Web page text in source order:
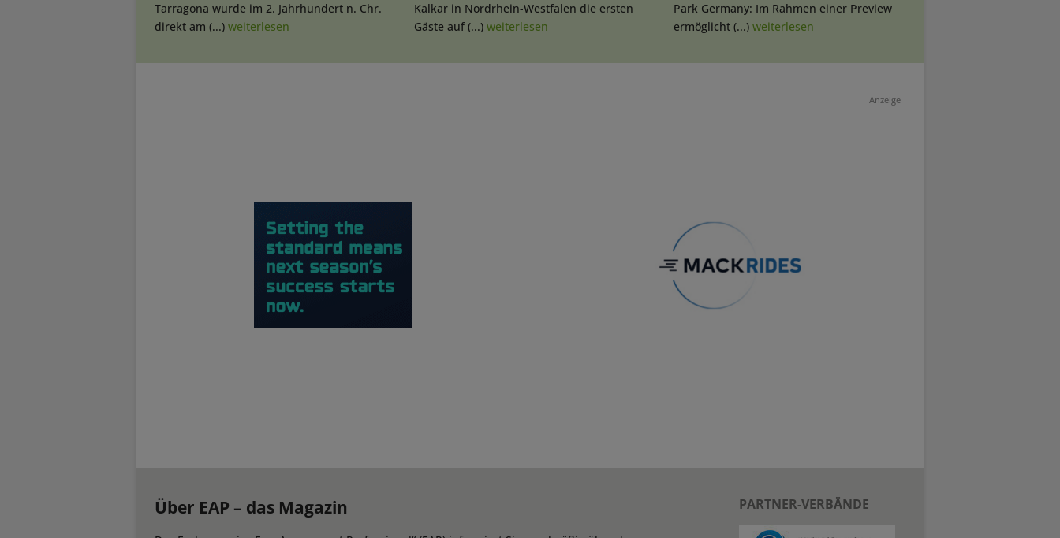
Tarragona wurde im 2. Jahrhundert n. Chr.
direkt am (...) weiterlesen
Kalkar in Nordrhein-Westfalen die ersten
Gäste auf (...) weiterlesen
Park Germany: Im Rahmen einer Preview
ermöglicht (...) weiterlesen
Anzeige
Über EAP – das Magazin PARTNER-VERBÄNDE